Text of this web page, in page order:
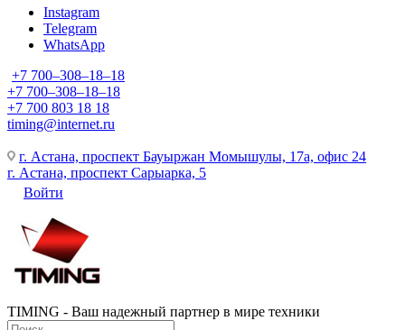
Instagram
Telegram
WhatsApp
+7 700‒308‒18‒18
+7 700‒308‒18‒18
+7 700 803 18 18
timing@internet.ru
г. Астана, проспект Бауыржан Момышулы, 17а, офис 24
г. Астана, проспект Сарыарка, 5
Войти
TIMING - Ваш надежный партнер в мире техники